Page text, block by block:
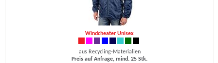
Windcheater Unisex
aus Recycling-Materialien
Preis auf Anfrage, mind. 25 Stk.